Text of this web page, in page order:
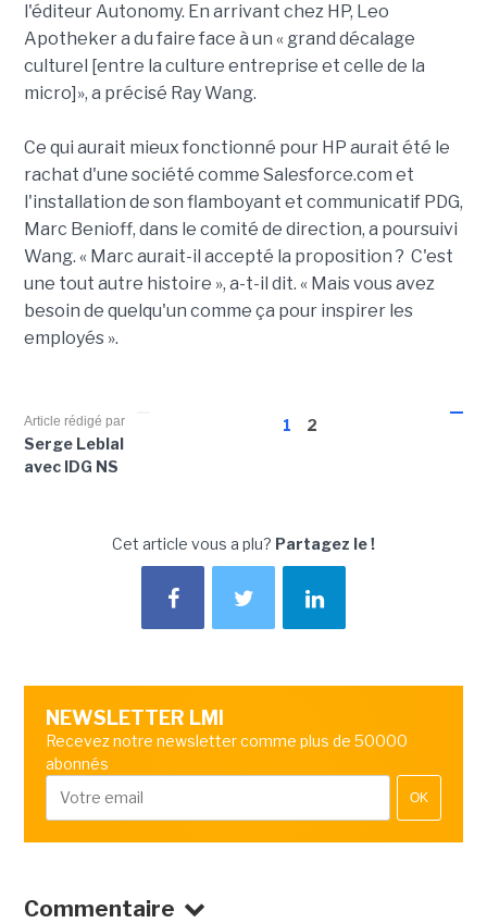
l'éditeur Autonomy. En arrivant chez HP, Leo
Apotheker a du faire face à un « grand décalage
culturel [entre la culture entreprise et celle de la
micro]», a précisé Ray Wang.
Ce qui aurait mieux fonctionné pour HP aurait été le
rachat d'une société comme Salesforce.com et
l'installation de son flamboyant et communicatif PDG,
Marc Benioff, dans le comité de direction, a poursuivi
Wang. « Marc aurait-il accepté la proposition ? C'est
une tout autre histoire », a-t-il dit. « Mais vous avez
besoin de quelqu'un comme ça pour inspirer les
employés ».
1 2
Article rédigé par
Serge Leblal
avec IDG NS
Cet article vous a plu? Partagez le !
NEWSLETTER LMI
Recevez notre newsletter comme plus de 50000
abonnés
OK
Commentaire